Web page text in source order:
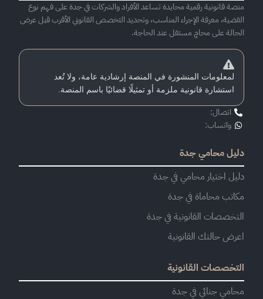
منصة قانونية رقمية محايدة تساعد الأفراد والشركات في جدة على فهم نوع
القضية، معرفة الإجراء المناسب، وتحديد التخصص القانوني الأقرب قبل عرض
الحالة على محامٍ مستقل عند الحاجة.
لمعلومات المنشورة في المنصة إرشادية عامة، ولا تُعد
استشارة قانونية ملزمة أو تمثيلًا قضائيًا باسم المنصة.
اتصال:
واتساب:
دليل محامي جدة
دليل اختيار محامي في جدة
مكاتب محاماة في جدة
التخصصات القانونية في جدة
اعرض حالتك القانونية
التخصصات القانونية
محامي جنائي في جدة